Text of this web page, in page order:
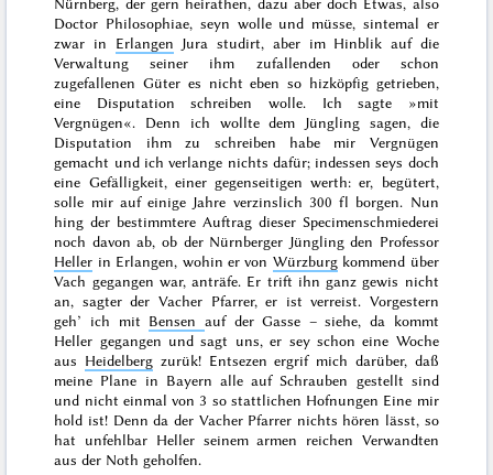
Nürnberg, der gern heirathen, dazu aber doch Etwas, also
Doctor Philosophiae, seyn wolle und müsse, sintemal er
zwar in Erlangen Jura studirt, aber im Hinblik auf die
Verwaltung seiner ihm zufallenden oder schon
zugefallenen Güter es nicht eben so hizköpfig getrieben,
eine Disputation schreiben wolle. Ich sagte »mit
Vergnügen«. Denn ich wollte dem Jüngling sagen, die
Disputation ihm zu schreiben habe mir Vergnügen
gemacht und ich verlange nichts dafür; indessen seys doch
eine Gefälligkeit, einer gegenseitigen werth: er, begütert,
solle mir auf einige Jahre verzinslich 300 fl borgen. Nun
hing der bestimmtere Auftrag dieser Specimenschmiederei
noch davon ab, ob der Nürnberger Jüngling den Professor
Heller in Erlangen, wohin er von Würzburgkommend über
Vach gegangen war, anträfe. Er trift ihn ganz gewis nicht
an, sagter der Vacher Pfarrer, er ist verreist. Vorgestern
geh’ ich mit Bensen auf der Gasse – siehe, da kommt
Heller gegangen und sagt uns, er sey schon eine Woche
aus Heidelberg zurük! Entsezen ergrif mich darüber, daß
meine Plane in Bayern alle auf Schrauben gestellt sind
und nicht einmal von 3 so stattlichen Hofnungen Eine mir
hold ist! Denn da der Vacher Pfarrer nichts hören lässt, so
hat unfehlbar Heller seinem armen reichen Verwandten
aus der Noth geholfen.